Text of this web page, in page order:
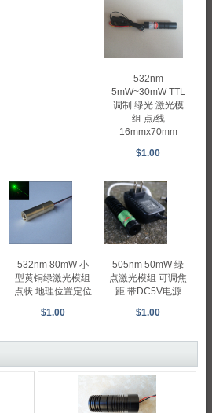
532nm
5mW~30mW TTL
调制 绿光 激光模
组 点/线
16mmx70mm
$1.00
532nm 80mW 小
型黄铜绿激光模组
点状 地理位置定位
$1.00
505nm 50mW 绿
点激光模组 可调焦
距 带DC5V电源
$1.00